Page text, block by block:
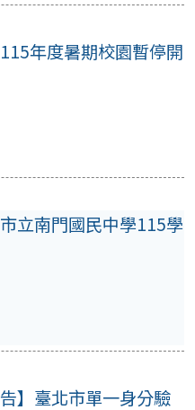
年度暑期校園暫停開
立南門國民中學115學
告】臺北市單一身分驗